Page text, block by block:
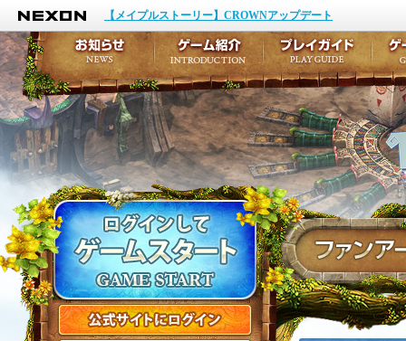
NEXON
【メイプルストーリー】CROWNアップデート
公式サイトにログイン
お知らせ
イベント
アップデート
メンテナンス
ゲーム紹介
キャラクター作成
テイルズ初級者講座
ここだけは知ってお